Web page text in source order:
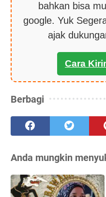
bahkan bisa
google. Yuk
ajak
Cara
Berbagi
Anda mungkin